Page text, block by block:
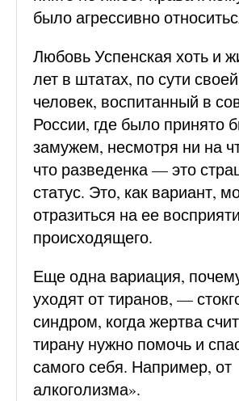
было агрессивно
Любовь Успенская хоть и
лет в штатах, по сути
человек, воспитанный в
России, где было принято
замужем, несмотря ни на
что разведенка — это
статус. Это, как вариант,
отразиться на ее
происходящего.
Еще одна вариация,
уходят от тиранов, —
синдром, когда жертва
тирану нужно помочь и
самого себя. Например, от
алкоголизма».